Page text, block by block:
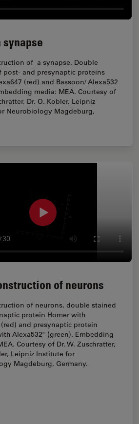
synapse
of a synapse. Double
post- and presynaptic proteins
(red) and Bassoon/ Alexa532
media: MEA. Courtesy of
Dr. O. Kobler, Leipniz
Neurobiology Magdeburg,
of neurons
of neurons, double stained
protein Homer with
(red) and presynaptic protein
Alexa532® (green). Embedding
Courtesy of Dr. W. Zuschratter,
Leipniz Institute for
Magdeburg, Germany.